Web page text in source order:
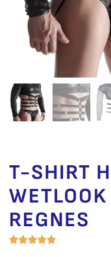
T-SHIRT
REGNES